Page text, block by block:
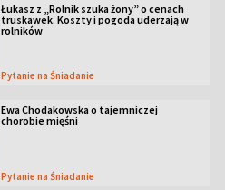
Łukasz z „Rolnik szuka żony” o cenach
truskawek. Koszty i pogoda uderzają w
rolników
Pytanie na Śniadanie
Ewa Chodakowska o tajemniczej
chorobie mięśni
Pytanie na Śniadanie